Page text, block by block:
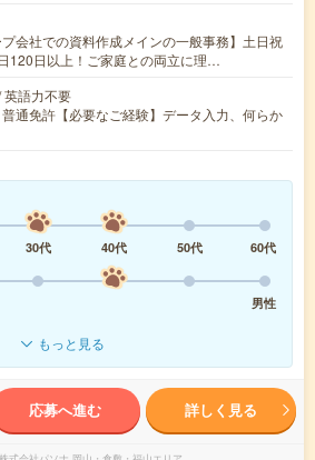
プ会社での資料作成メインの一般事務】土日祝
120日以上！ご家庭との両立に理…
英語力不要
普通免許【必要なご経験】データ入力、何らか
30代 40代 50代
60代
男性
もっと見る
応募へ進む 詳しく見る